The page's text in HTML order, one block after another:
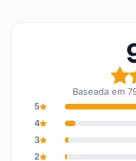
Baseada em
5
4
3
2